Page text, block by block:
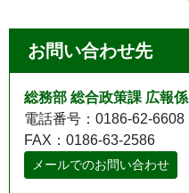
お問い合わせ先
総務部 総合政策課 広報係
電話番号：0186-62-6608
FAX：0186-63-2586
メールでのお問い合わせ